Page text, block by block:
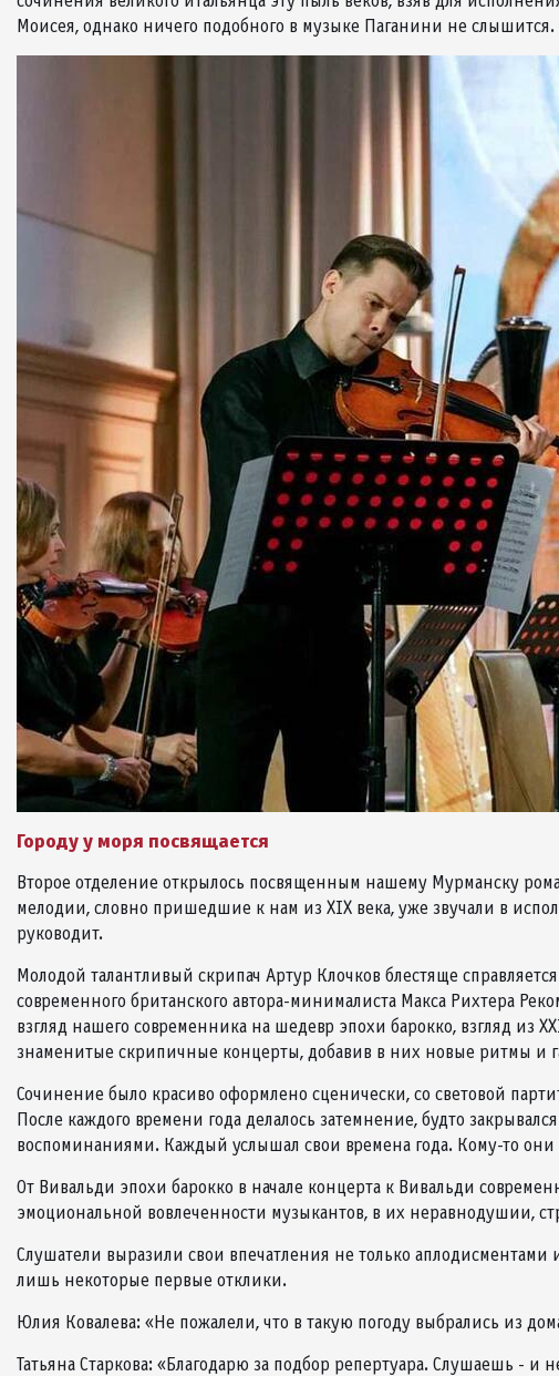
Моисея, однако ничего подобного в музыке Паганини не
Городу у моря посвящается
Второе отделение открылось посвященным нашему Мурманску
мелодии, словно пришедшие к нам из XIX века, уже звучали в
руководит.
Молодой талантливый скрипач Артур Клочков блестяще
современного британского автора-минималиста Макса Рихтера
взгляд нашего современника на шедевр эпохи барокко, взгляд из
знаменитые скрипичные концерты, добавив в них новые ритмы и
Сочинение было красиво оформлено сценически, со световой
После каждого времени года делалось затемнение, будто
воспоминаниями. Каждый услышал свои времена года. Кому-то они
От Вивальди эпохи барокко в начале концерта к Вивальди
эмоциональной вовлеченности музыкантов, в их неравнодушии,
Слушатели выразили свои впечатления не только
лишь некоторые первые отклики.
Юлия Ковалева: «Не пожалели, что в такую погоду выбрались из
Татьяна Старкова: «Благодарю за подбор репертуара. Слушаешь -